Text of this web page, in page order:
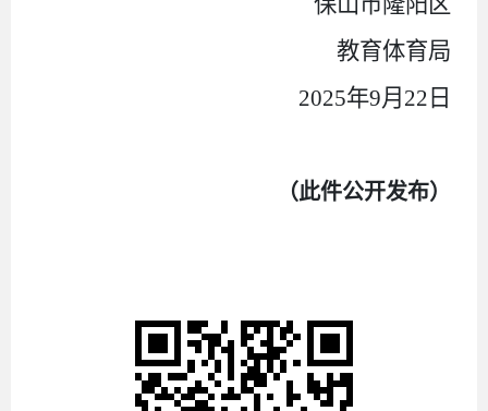
教育体育局
2025年9月22日
（此件公开发布）